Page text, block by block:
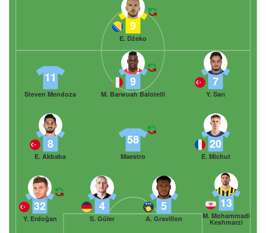
9
E. Džeko
32
Y. Erdoğan
4
S. Güler
5
A. Gravillon
13
M. Mohammadi
Keshmarzi
8
E. Akbaba
58
Maestro
20
E. Michut
11
Steven Mendoza
9
M. Barwuah Balotelli
7
Y. Sarı